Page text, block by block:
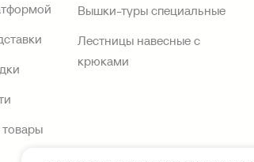
Вышки-туры специальные
Лестницы навесные с
крюками